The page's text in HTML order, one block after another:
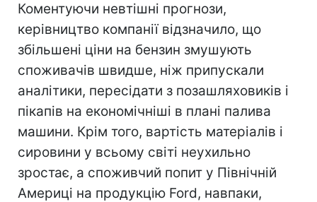
Коментуючи невтішні прогнози,
керівництво компанії відзначило, що
збільшені ціни на бензин змушують
споживачів швидше, ніж припускали
аналітики, пересідати з позашляховиків і
пікапів на економічніші в плані палива
машини. Крім того, вартість матеріалів і
сировини у всьому світі неухильно
зростає, а споживчий попит у Північній
Америці на продукцію Ford, навпаки,